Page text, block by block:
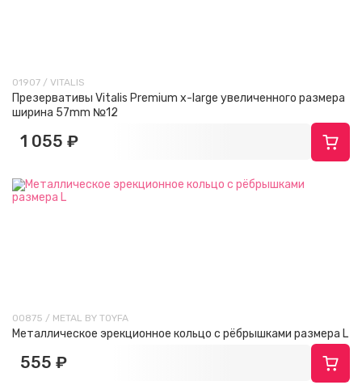
01907 / VITALIS
Презервативы Vitalis Premium x-large увеличенного размера
ширина 57mm №12
1 055 ₽
00875 / METAL BY TOYFA
Металлическое эрекционное кольцо с рёбрышками размера L
555 ₽